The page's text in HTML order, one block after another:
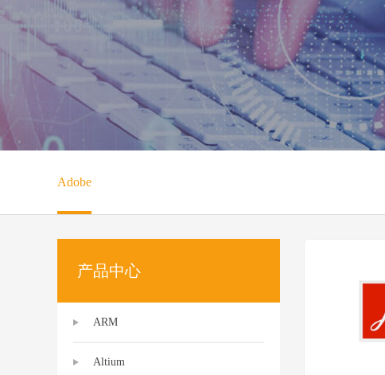
Green Hills
Minitab
EPLAN
Perforce
Visu-IT
TESSY
Incredibuild
Adobe
产品中心
ARM
Altium